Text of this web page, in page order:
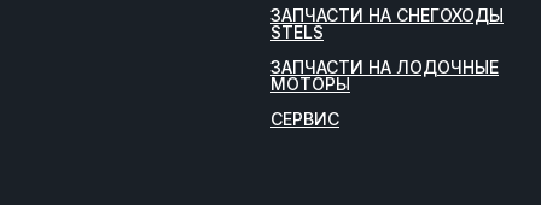
ЗАПЧАСТИ НА СНЕГОХОДЫ
STELS
ЗАПЧАСТИ НА ЛОДОЧНЫЕ
МОТОРЫ
СЕРВИС